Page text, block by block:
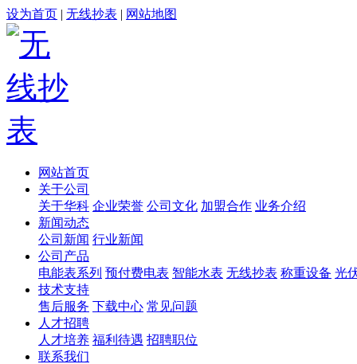
设为首页 | 无线抄表 | 网站地图
网站首页
关于公司
关于华科 企业荣誉 公司文化 加盟合作 业务介绍
新闻动态
公司新闻 行业新闻
公司产品
电能表系列 预付费电表 智能水表 无线抄表 称重设备 光
技术支持
售后服务 下载中心 常见问题
人才招聘
人才培养 福利待遇 招聘职位
联系我们